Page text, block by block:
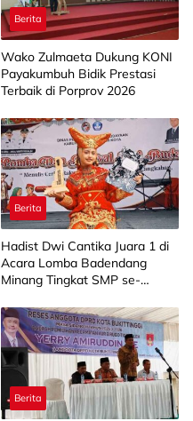
Berita
Wako Zulmaeta Dukung KONI
Payakumbuh Bidik Prestasi
Terbaik di Porprov 2026
Berita
Hadist Dwi Cantika Juara 1 di
Acara Lomba Badendang
Minang Tingkat SMP se-
Berita